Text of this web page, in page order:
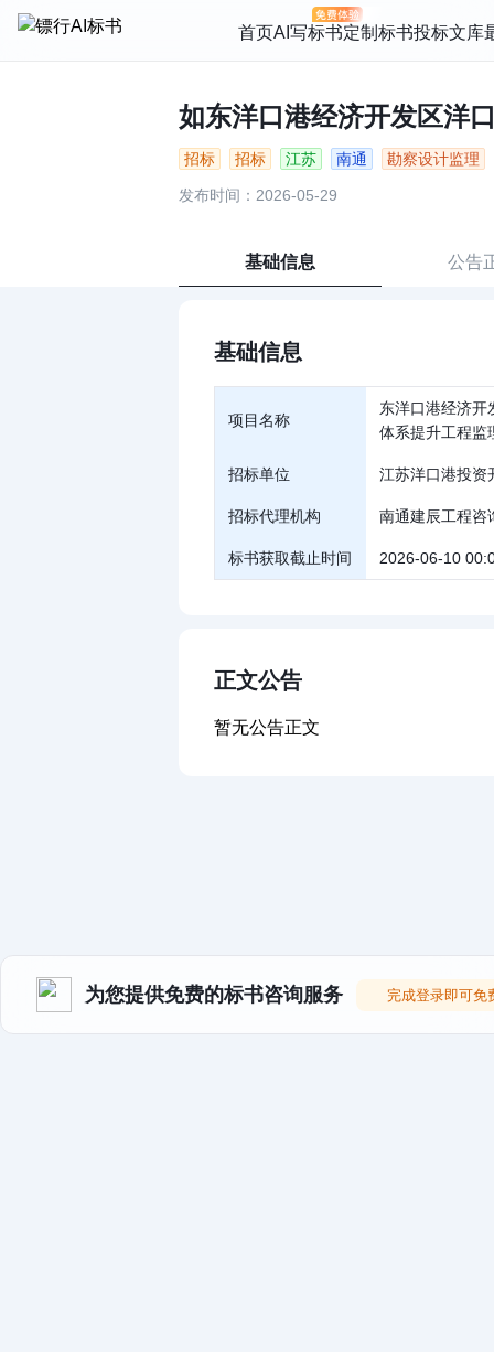
首页AI写标书定制标书投标文库
如东洋口港经济开发区洋
招标 招标 江苏 南通 勘察设计监理
发布时间：2026-05-29
基础信息 公告
基础信息
项目名称
东洋口港经济开
体系提升工程监
招标单位 江苏洋口港投资
招标代理机构 南通建辰工程咨
标书获取截止时间 2026-06-10
正文公告
暂无公告正文
为您提供免费的标书咨询服务 完成登录即可免